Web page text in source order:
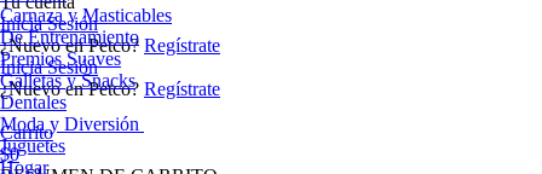
Inicia Sesión
¿Nuevo en Petco? Regístrate
Inicia Sesión
¿Nuevo en Petco? Regístrate
Carrito
$0
Carnaza y Masticables
De Entrenamiento
Premios Suaves
Galletas y Snacks
Dentales
Moda y Diversión
Juguetes
Hogar